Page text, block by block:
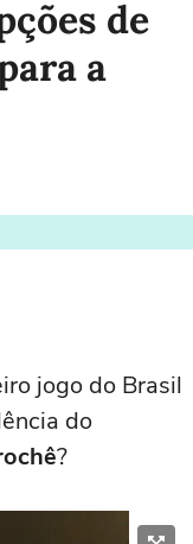
de
a
jogo do Brasil
do
?